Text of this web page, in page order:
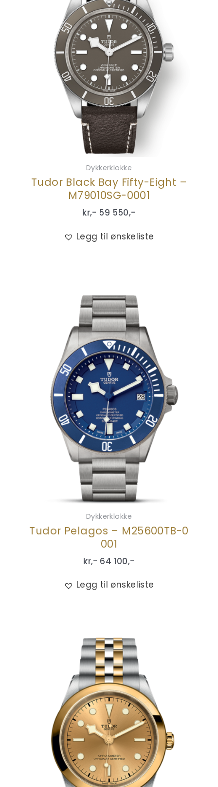
Dykkerklokke
Tudor Black Bay Fifty-Eight –
M79010SG-0001
kr,- 59 550,-
Legg til ønskeliste
Dykkerklokke
Tudor Pelagos – M25600TB-0
001
kr,- 64 100,-
Legg til ønskeliste